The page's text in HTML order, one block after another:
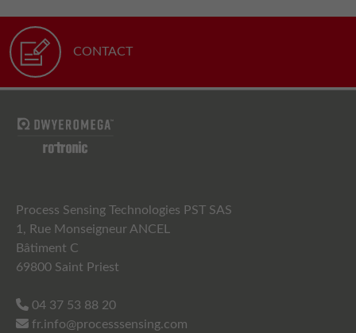
CONTACT
Process Sensing Technologies PST SAS
1, Rue Monseigneur ANCEL
Bâtiment C
69800 Saint Priest
04 37 53 88 20
fr.info@processsensing.com